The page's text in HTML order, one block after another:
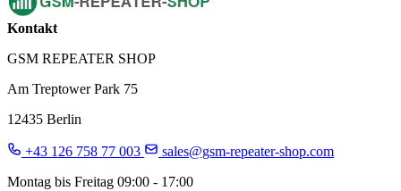
Kontakt
GSM REPEATER SHOP
Am Treptower Park 75
12435 Berlin
+43 126 758 77 003
sales@gsm-repeater-shop.com
Montag bis Freitag 09:00 - 17:00